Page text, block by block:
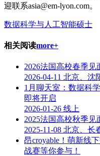
迎联系asia@em-lyon.com。
数据科学与人工智能硕士
相关阅读more+
2026法国高校春季
2026-04-11 北京、沈
​1月聊天室：数据科
即将开启
2026-01-26 线上
2025法国高校秋季
2025-11-08 北京、长
昂croyable！萌新线
战赛等你参与！